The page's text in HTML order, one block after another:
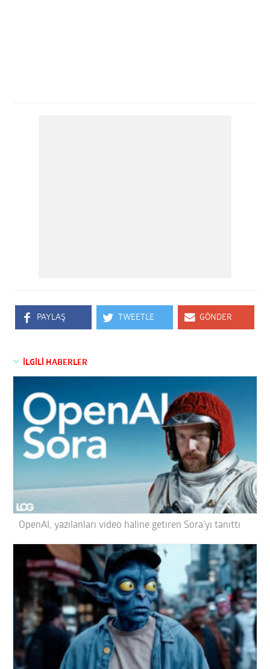
PAYLAŞ TWEETLE GÖNDER
İLGİLİ HABERLER
OpenAI, yazılanları video haline getiren Sora’yı tanıttı